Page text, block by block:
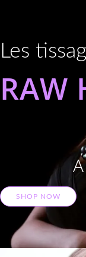
Les
RAW
SHOP NOW